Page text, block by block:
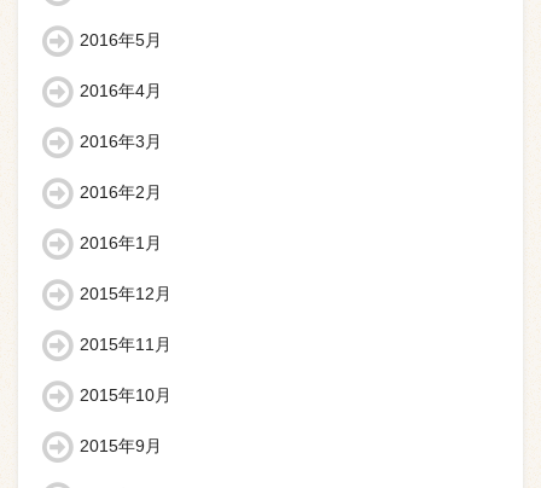
2016年5月
2016年4月
2016年3月
2016年2月
2016年1月
2015年12月
2015年11月
2015年10月
2015年9月